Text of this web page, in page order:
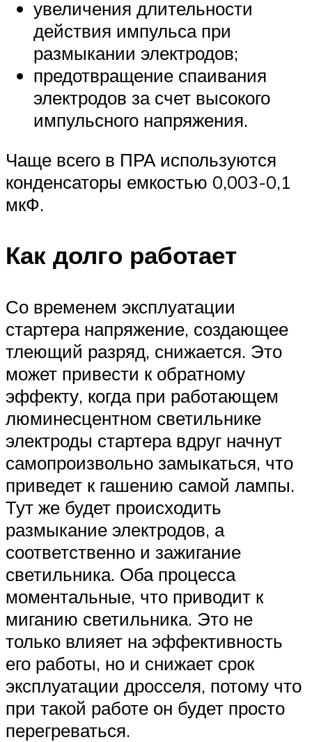
увеличения длительности
действия импульса при
размыкании электродов;
предотвращение спаивания
электродов за счет высокого
импульсного напряжения.
Чаще всего в ПРА используются
конденсаторы емкостью 0,003-0,1
мкФ.
Как долго работает
Со временем эксплуатации
стартера напряжение, создающее
тлеющий разряд, снижается. Это
может привести к обратному
эффекту, когда при работающем
люминесцентном светильнике
электроды стартера вдруг начнут
самопроизвольно замыкаться, что
приведет к гашению самой лампы.
Тут же будет происходить
размыкание электродов, а
соответственно и зажигание
светильника. Оба процесса
моментальные, что приводит к
миганию светильника. Это не
только влияет на эффективность
его работы, но и снижает срок
эксплуатации дросселя, потому что
при такой работе он будет просто
перегреваться.